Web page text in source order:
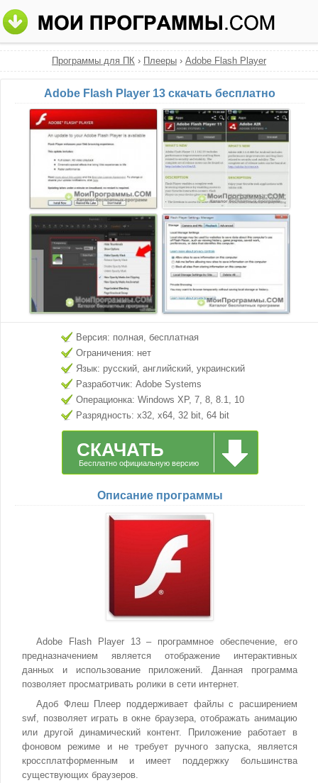
Программы для ПК › Плееры › Adobe Flash Player
Adobe Flash Player 13 скачать бесплатно
Версия: полная, бесплатная
Ограничения: нет
Язык: русский, английский, украинский
Разработчик: Adobe Systems
Операционка: Windows XP, 7, 8, 8.1, 10
Разрядность: x32, x64, 32 bit, 64 bit
СКАЧАТЬ
Бесплатно официальную версию
Описание программы
Adobe Flash Player 13 – программное обеспечение, его
предназначением является отображение интерактивных
данных и использование приложений. Данная программа
позволяет просматривать ролики в сети интернет.
Адоб Флеш Плеер поддерживает файлы с расширением
swf, позволяет играть в окне браузера, отображать анимацию
или другой динамический контент. Приложение работает в
фоновом режиме и не требует ручного запуска, является
кроссплатформенным и имеет поддержку большинства
существующих браузеров.